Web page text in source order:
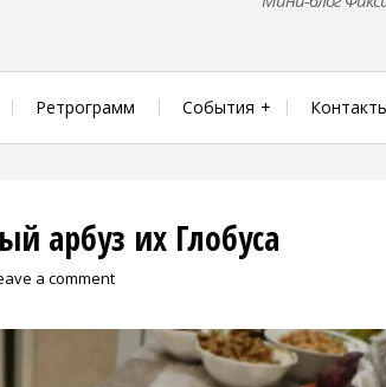
Ретрограмм События
арбуз их Глобуса
a comment